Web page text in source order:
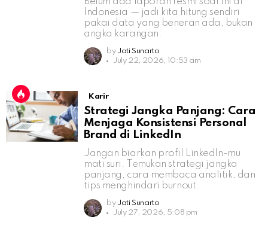
Indonesia — jadi kita hitung sendiri
pakai data yang beneran ada, bukan
angka karangan.
by Jati Sunarto
July 22, 2026, 10:53 am
Karir
Strategi Jangka Panjang: Cara
Menjaga Konsistensi Personal
Brand di LinkedIn
Jangan biarkan profil LinkedIn-mu
mati suri. Temukan strategi jangka
panjang, cara membaca analitik, dan
tips menghindari burnout.
by Jati Sunarto
July 27, 2026, 5:08 pm